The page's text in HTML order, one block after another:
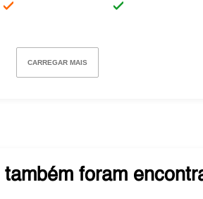
CARREGAR MAIS
também foram